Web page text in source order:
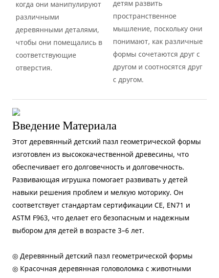
когда они манипулируют
различными
деревянными деталями,
чтобы они помещались в
соответствующие
отверстия.
детям развить
пространственное
мышление, поскольку они
понимают, как различные
формы сочетаются друг с
другом и соотносятся друг
с другом.
Введение Материала
Этот деревянный детский пазл геометрической формы
изготовлен из высококачественной древесины, что
обеспечивает его долговечность и долговечность.
Развивающая игрушка помогает развивать у детей
навыки решения проблем и мелкую моторику. Он
соответствует стандартам сертификации CE, EN71 и
ASTM F963, что делает его безопасным и надежным
выбором для детей в возрасте 3–6 лет.
◎ Деревянный детский пазл геометрической формы
◎ Красочная деревянная головоломка с животными